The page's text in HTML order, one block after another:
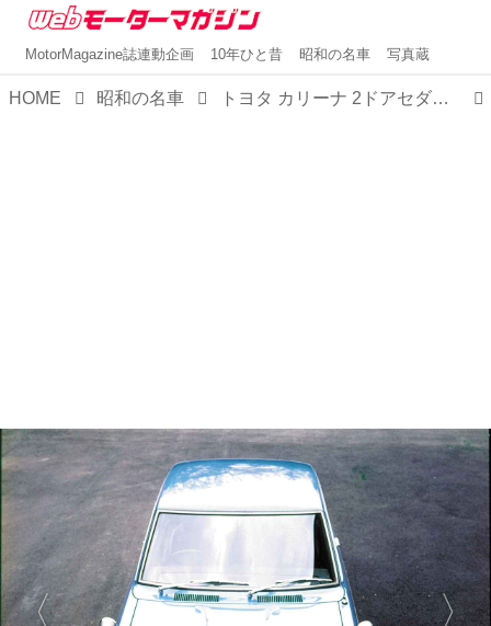
MotorMagazine誌連動企画 10年ひと昔 昭和の名車 写真蔵
HOME 昭和の名車 トヨタ カリーナ 2ドアセダン 1600GT（昭和46／1971年4月発売・TA12型）【昭和の名車・完全版ダイジェスト063】